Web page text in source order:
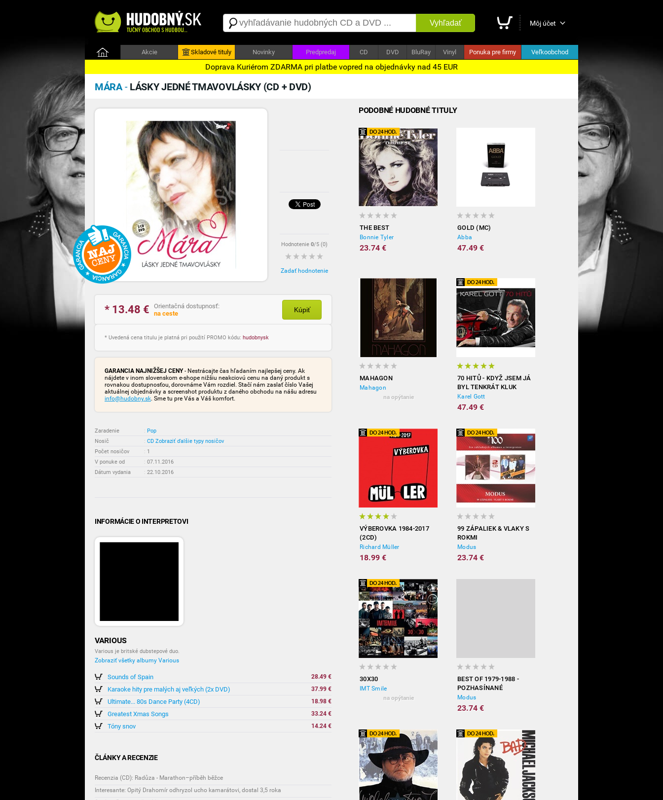
Vyhľadať Môj účet
Akcie Skladové tituly Novinky Predpredaj CD DVD BluRay Vinyl Ponuka pre firmy Veľkoobchod
Doprava Kuriérom ZDARMA pri platbe vopred na objednávky nad 45 EUR
MÁRA- LÁSKY JEDNÉ TMAVOVLÁSKY (CD + DVD)
Hodnotenie 0/5 (0)
Zadať hodnotenie
* 13.48 €
Orientačná dostupnosť:
na ceste
Kúpiť
* Uvedená cena titulu je platná pri použití PROMO kódu: hudobnysk
GARANCIA NAJNIŽŠEJ CENY- Nestrácajte čas hľadaním najlepšej ceny. Ak
nájdete v inom slovenskom e-shope nižšiu neakciovú cenu na daný produkt s
rovnakou dostupnosťou, dorovnáme Vám rozdiel. Stačí nám zaslať číslo Vašej
aktuálnej objednávky a screenshot produktu z daného obchodu na nášu adresu
info@hudobny.sk. Sme tu pre Vás a Váš komfort.
Zaradenie : Pop
Nosič
: CD Zobraziť ďalšie typy nosičov
Počet nosičov
: 1
V ponuke od
: 07.11.2016
Dátum vydania
: 22.10.2016
INFORMÁCIE O INTERPRETOVI
VARIOUS
Various je britské dubstepové duo.
Zobraziť všetky albumy Various
Sounds of Spain 28.49 €
Karaoke hity pre malých aj veľkých (2x DVD) 37.99 €
Ultimate... 80s Dance Party (4CD) 18.98 €
Greatest Xmas Songs 33.24 €
Tóny snov 14.24 €
ČLÁNKY A RECENZIE
Recenzia (CD): Radůza - Marathon–příběh běžce
Interesante: Opitý Drahomír odhryzol ucho kamarátovi, dostal 3,5 roka
PODOBNÉ HUDOBNÉ TITULY
THE BEST
Bonnie Tyler
23.74 €
GOLD (MC)
Abba
47.49 €
MAHAGON
Mahagon
na opýtanie
70 HITŮ - KDYŽ JSEM JÁ
BYL TENKRÁT KLUK
(3CD)
Karel Gott
47.49 €
VÝBEROVKA 1984-2017
(2CD)
Richard Müller
18.99 €
99 ZÁPALIEK & VLAKY S
ROKMI
Modus
23.74 €
30X30
IMT Smile
na opýtanie
BEST OF 1979-1988 -
POZHASÍNANÉ
Modus
23.74 €